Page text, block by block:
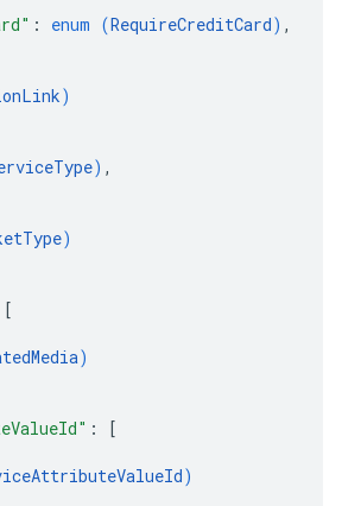
: enum (RequireCreditCard) ,
)
) ,
)
[
)
:
[
)